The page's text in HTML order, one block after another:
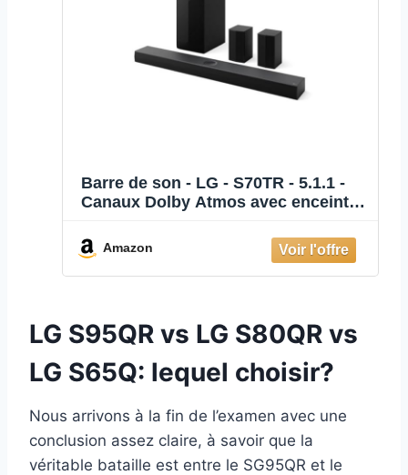
Barre de son - LG - S70TR - 5.1.1 -
Canaux Dolby Atmos avec enceintes
sans filAmazon
LG S95QR vs LG S80QR vs
LG S65Q: lequel choisir?
Nous arrivons à la fin de l’examen avec une
conclusion assez claire, à savoir que la
véritable bataille est entre le SG95QR et le